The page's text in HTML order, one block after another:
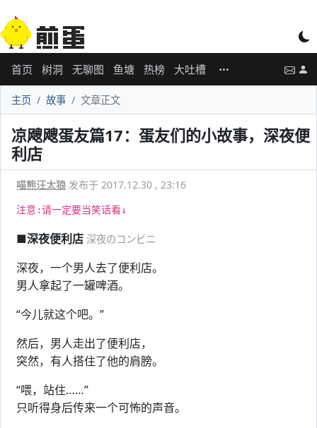
首页 树洞 无聊图 鱼塘 热榜 大吐槽
主页 故事 文章正文
凉飕飕蛋友篇17：蛋友们的小故事，深夜便
利店
喵熊汪太狼 发布于 2017.12.30 , 23:16
注意:请一定要当笑话看↓
■深夜便利店 深夜のコンビニ
深夜，一个男人去了便利店。
男人拿起了一罐啤酒。
“今儿就这个吧。”
然后，男人走出了便利店，
突然，有人搭住了他的肩膀。
“喂，站住……”
只听得身后传来一个可怖的声音。